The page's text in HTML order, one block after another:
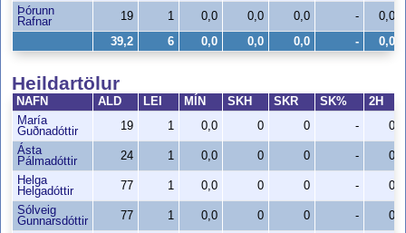
Heildartölur
NAFN ALD LEI MÍN SKH SKR SK% 2H
María
Guðnadóttir
19 1 0,0 0 0 -
0
Ásta
Pálmadóttir
24 1 0,0 0 0 -
0
Helga
Helgadóttir
77 1 0,0 0 0 -
0
Sólveig
Gunnarsdóttir
77 1 0,0 0 0 -
0
Þórunn
Rafnar
19 1 0,0 0,0 0,0 - 0,0
39,2 6 0,0 0,0 0,0 - 0,0